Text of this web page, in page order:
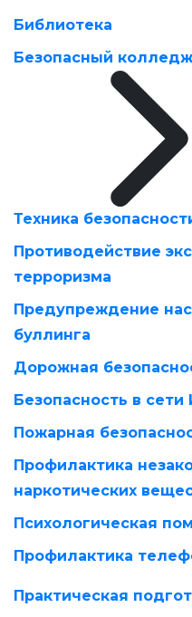
Библиотека
Безопасный колледж
Техника
Противодействие
терроризма
Предупреждение
буллинга
Дорожная
Безопасность в сети
Пожарная
Профилактика
наркотических
Психологическая
Профилактика
Практическая